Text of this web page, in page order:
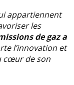
appartiennent
les
de gaz a
l’innovation et
cœur de son